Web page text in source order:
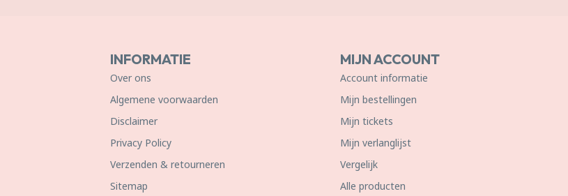
INFORMATIE
Over ons
Algemene voorwaarden
Disclaimer
Privacy Policy
Verzenden & retourneren
Sitemap
MIJN ACCOUNT
Account informatie
Mijn bestellingen
Mijn tickets
Mijn verlanglijst
Vergelijk
Alle producten